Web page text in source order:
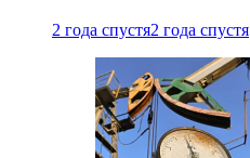
2 года спустя2 года спустя